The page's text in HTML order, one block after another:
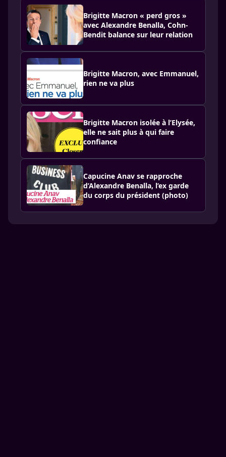
Brigitte Macron « perd gros »
avec Alexandre Benalla, Cohn-
Bendit balance sur leur relation
Brigitte Macron, avec Emmanuel,
rien ne va plus
Brigitte Macron isolée à l’Elysée,
elle ne sait plus à qui faire
confiance
Capucine Anav se rapproche
d’Alexandre Benalla, l’ex garde
du corps du président (photo)